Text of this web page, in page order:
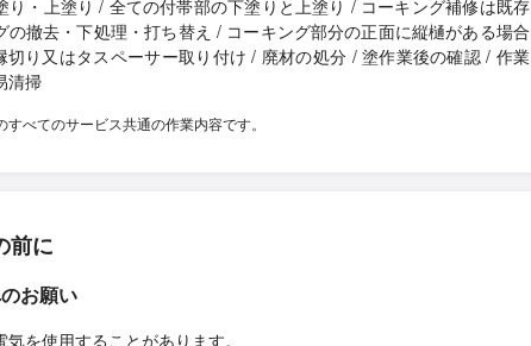
り・上塗り / 全ての付帯部の下塗りと上塗り / コーキング補修は既存
の撤去・下処理・打ち替え / コーキング部分の正面に縦樋がある場合
切り又はタスペーサー取り付け / 廃材の処分 / 塗作業後の確認 / 作業
清掃
すべてのサービス共通の作業内容です。
前に
お願い
気を使用することがあります。